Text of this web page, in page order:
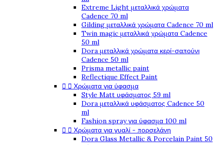
Extreme Light μεταλλικά χρώματα
Cadence 70 ml
Gilding μεταλλικά χρώματα Cadence 70 ml
Twin magic μεταλλικά χρώματα Cadence
50 ml
Dora μεταλλικά χρώματα κερί-σαπούνι
Cadence 50 ml
Prisma metallic paint
Reflectique Effect Paint
  Χρώματα για ύφασμα
Style Matt υφάσματος 59 ml
Dora μεταλλικά υφάσματος Cadence 50
ml
Fashion spray για ύφασμα 100 ml
  Χρώματα για γυαλί - πορσελάνη
Dora Glass Metallic & Porcelain Paint 50